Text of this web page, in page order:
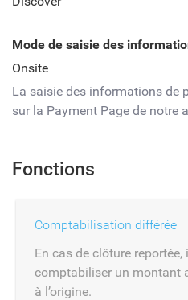
Mode de saisie des
Onsite
La saisie des informations de
sur la Payment Page de notre
Fonctions
Comptabilisation différée
En cas de clôture
comptabiliser un montant
à l’origine.